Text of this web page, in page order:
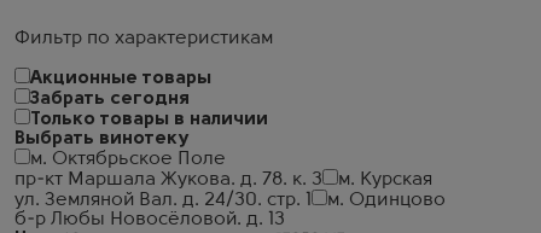
Фильтр по характеристикам
Акционные товары
Забрать сегодня
Только товары в наличии
Выбрать винотеку
м. Октябрьское Поле
пр-кт Маршала Жукова. д. 78. к. 3
м. Курская
ул. Земляной Вал. д. 24/30. стр. 1
м. Одинцово
б-р Любы Новосёловой. д. 13